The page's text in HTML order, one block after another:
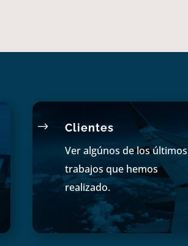
$ Clientes
Ver algúnos de los últimos
trabajos que hemos
realizado.